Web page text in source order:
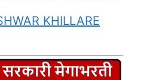
KHILLARE